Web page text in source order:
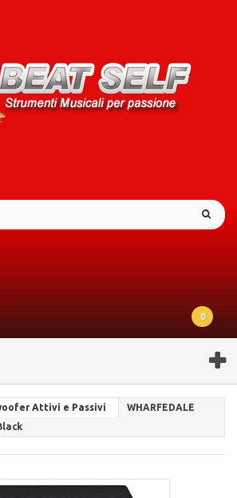
0
Attivi e Passivi
WHARFEDALE